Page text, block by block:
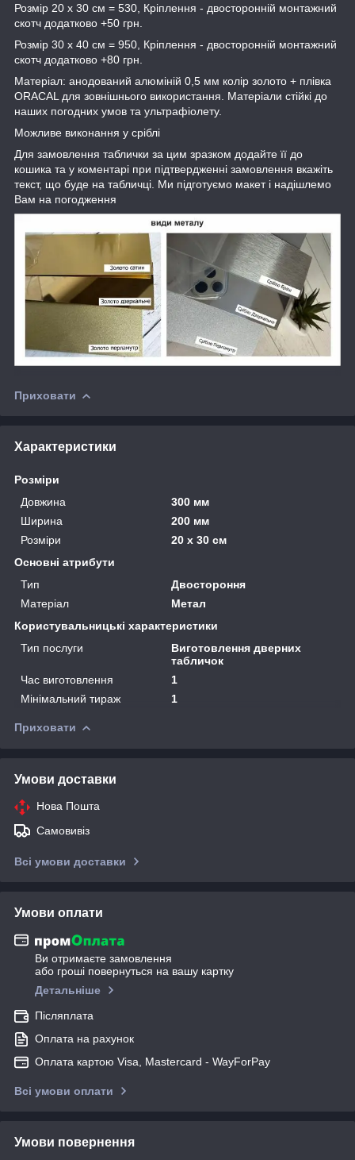
Розмір 20 х 30 см = 530, Кріплення - двосторонній монтажний
скотч додатково +50 грн.
Розмір 30 х 40 см = 950, Кріплення - двосторонній монтажний
скотч додатково +80 грн.
Матеріал: анодований алюміній 0,5 мм колір золото + плівка
ORACAL для зовнішнього використання. Матеріали стійкі до
наших погодних умов та ультрафіолету.
Можливе виконання у сріблі
Для замовлення таблички за цим зразком додайте її до
кошика та у коментарі при підтвердженні замовлення вкажіть
текст, що буде на табличці. Ми підготуємо макет і надішлемо
Вам на погодження
Приховати
Характеристики
Розміри
Довжина
300 мм
Ширина
200 мм
Розміри
20 х 30 см
Основні атрибути
Тип
Двостороння
Матеріал
Метал
Користувальницькі характеристики
Тип послуги
Виготовлення дверних
табличок
Час виготовлення
1
Мінімальний тираж
1
Приховати
Умови доставки
Нова Пошта
Самовивіз
Всі умови доставки
Умови оплати
Ви отримаєте замовлення
або гроші повернуться на вашу картку
Детальніше
Післяплата
Оплата на рахунок
Оплата картою Visa, Mastercard - WayForPay
Всі умови оплати
Умови повернення